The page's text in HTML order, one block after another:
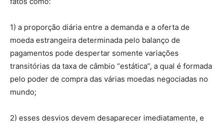
1) a proporção diária entre a demanda e a oferta de
moeda estrangeira determinada pelo balanço de
pagamentos pode despertar somente variações
transitórias da taxa de câmbio “estática”, a qual é formada
pelo poder de compra das várias moedas negociadas no
mundo;
2) esses desvios devem desaparecer imediatamente, e